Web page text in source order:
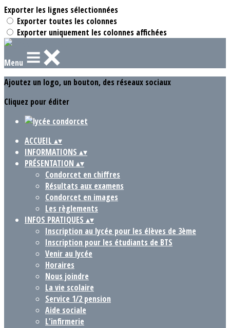
Exporter les lignes sélectionnées
Exporter toutes les colonnes
Exporter uniquement les colonnes affichées
Menu
Ajoutez un logo, un bouton, des réseaux sociaux
Cliquez pour éditer
ACCUEIL ▴▾
INFORMATIONS ▴▾
PRÉSENTATION ▴▾
Condorcet en chiffres
Résultats aux examens
Condorcet en images
Les règlements
INFOS PRATIQUES ▴▾
Inscription au lycée pour les élèves de 3ème
Inscription pour les étudiants de BTS
Venir au lycée
Horaires
Nous joindre
La vie scolaire
Service 1/2 pension
Aide sociale
L'infirmerie